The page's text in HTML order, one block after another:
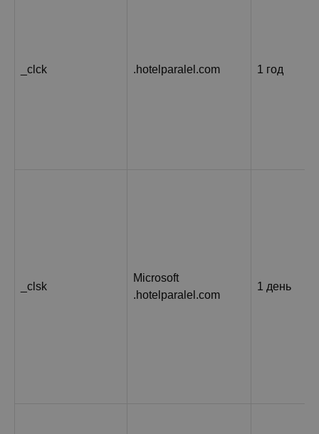
_clck .hotelparalel.com 1 год
_clsk
Microsoft
.hotelparalel.com
1 день